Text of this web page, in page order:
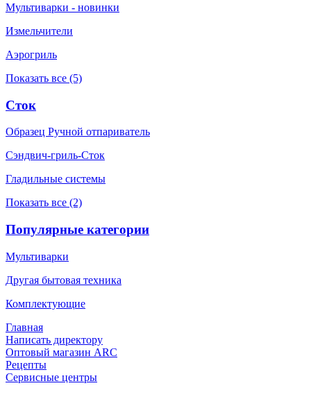
Мультиварки - новинки
Измельчители
Аэрогриль
Показать все (5)
Сток
Образец Ручной отпариватель
Сэндвич-гриль-Сток
Гладильные системы
Показать все (2)
Популярные категории
Мультиварки
Другая бытовая техника
Комплектующие
Главная
Написать директору
Оптовый магазин ARC
Рецепты
Сервисные центры